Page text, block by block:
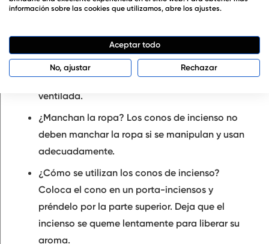
aromatizar tu hogar.
Sí, los conos de incienso hechos con
ingredientes naturales son seguros para su uso
diario, siempre y cuando se usen en un área bien
ventilada.
¿Manchan la ropa? Los conos de incienso no
deben manchar la ropa si se manipulan y usan
adecuadamente.
¿Cómo se utilizan los conos de incienso?
Coloca el cono en un porta-inciensos y
préndelo por la parte superior. Deja que el
incienso se queme lentamente para liberar su
aroma.
información sobre las cookies que utilizamos, abre los ajustes.
Aceptar todo
No, ajustar Rechazar